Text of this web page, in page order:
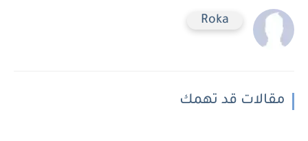
Roka
مقالات قد تهمك